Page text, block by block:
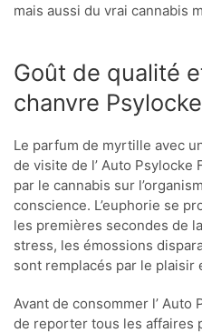
mais aussi du vrai cannabis
Goût de qualité
chanvre Psylocke
Le parfum de myrtille avec
de visite de l’ Auto Psylocke
par le cannabis sur
conscience. L’euphorie se
les premières secondes de
stress, les émossions
sont remplacés par le plaisir
Avant de consommer l’
de reporter tous les affaires